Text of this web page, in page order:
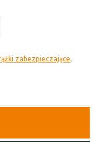
zabezpieczające,